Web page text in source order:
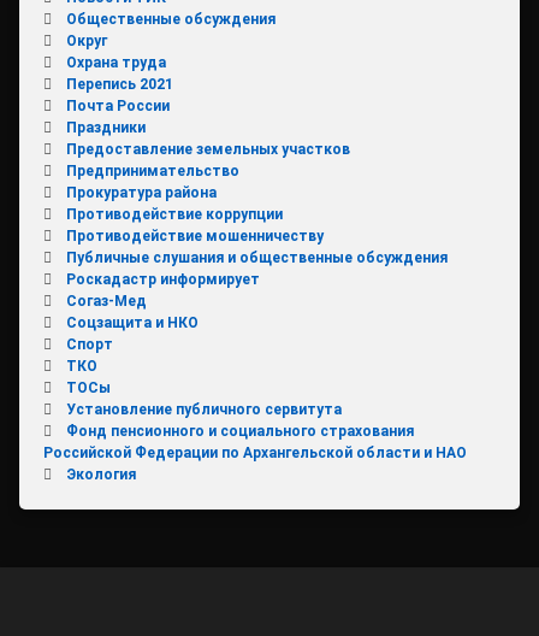
Общественные обсуждения
Округ
Охрана труда
Перепись 2021
Почта России
Праздники
Предоставление земельных участков
Предпринимательство
Прокуратура района
Противодействие коррупции
Противодействие мошенничеству
Публичные слушания и общественные обсуждения
Роскадастр информирует
Согаз-Мед
Соцзащита и НКО
Спорт
ТКО
ТОСы
Установление публичного сервитута
Фонд пенсионного и социального страхования
Российской Федерации по Архангельской области и НАО
Экология